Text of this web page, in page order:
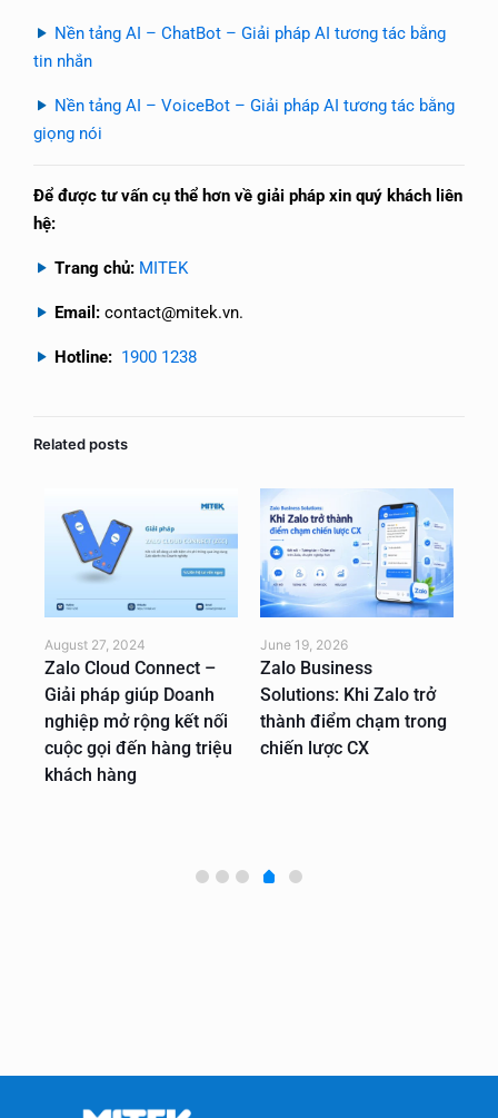
Nền tảng AI – ChatBot – Giải pháp AI tương tác bằng
tin nhắn
Nền tảng AI – VoiceBot – Giải pháp AI tương tác bằng
giọng nói
Để được tư vấn cụ thể hơn về giải pháp xin quý khách liên
hệ:
Trang chủ: MITEK
Email: contact@mitek.vn.
Hotline: 1900 1238
Related posts
August 27, 2024
Zalo Cloud Connect –
Giải pháp giúp Doanh
nghiệp mở rộng kết nối
cuộc gọi đến hàng triệu
khách hàng
June 19, 2026
Zalo Business
Solutions: Khi Zalo trở
thành điểm chạm trong
chiến lược CX